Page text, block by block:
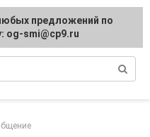
ВКонтакте
предложений по
og-smi@cp9.ru